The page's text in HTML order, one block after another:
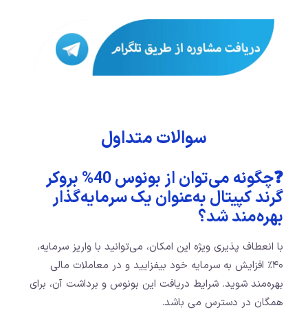
سوالات متداول
❓چگونه می‌توان از بونوس 40% بروکر
گرند کپیتال به‌عنوان یک سرمایه‌گذار
بهره‌مند شد؟
با انعطاف‌ پذیری ویژه این امکان، می‌توانید با واریز سرمایه،
۴۰٪ افزایش به سرمایه خود بیفزایید و در معاملات مالی
بهره‌مند شوید. شرایط دریافت این بونوس و برداشت آن، برای
همگان در دسترس می باشد.